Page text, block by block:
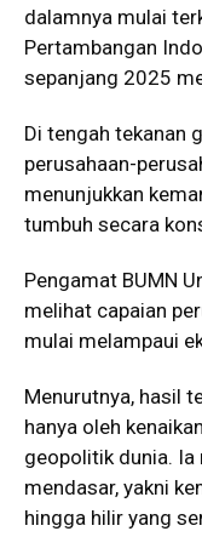
dalamnya mulai
Pertambangan
sepanjang 2025
Di tengah tekanan
perusahaan-
menunjukkan
tumbuh secara
Pengamat BUMN
melihat capaian
mulai melampaui
Menurutnya, hasil
hanya oleh
geopolitik dunia.
mendasar, yakni
hingga hilir yang